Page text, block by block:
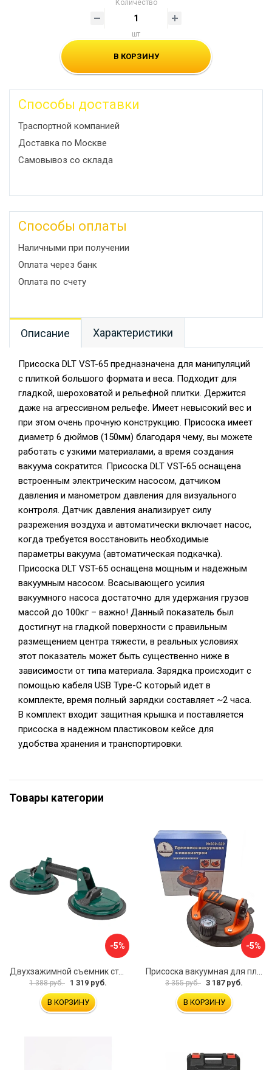
Количество
шт
В КОРЗИНУ
Способы доставки
Траспортной компанией
Доставка по Москве
Самовывоз со склада
Способы оплаты
Наличными при получении
Оплата через банк
Оплата по счету
Описание Характеристики
Присоска DLT VST-65 предназначена для манипуляций
с плиткой большого формата и веса. Подходит для
гладкой, шероховатой и рельефной плитки. Держится
даже на агрессивном рельефе. Имеет невысокий вес и
при этом очень прочную конструкцию. Присоска имеет
диаметр 6 дюймов (150мм) благодаря чему, вы можете
работать с узкими материалами, а время создания
вакуума сократится. Присоска DLT VST-65 оснащена
встроенным электрическим насосом, датчиком
давления и манометром давления для визуального
контроля. Датчик давления анализирует силу
разрежения воздуха и автоматически включает насос,
когда требуется восстановить необходимые
параметры вакуума (автоматическая подкачка).
Присоска DLT VST-65 оснащена мощным и надежным
вакуумным насосом. Всасывающего усилия
вакуумного насоса достаточно для удержания грузов
массой до 100кг – важно! Данный показатель был
достигнут на гладкой поверхности с правильным
размещением центра тяжести, в реальных условиях
этот показатель может быть существенно ниже в
зависимости от типа материала. Зарядка происходит с
помощью кабеля USB Type-C который идет в
комплекте, время полный зарядки составляет ~2 часа.
В комплект входит защитная крышка и поставляется
присоска в надежном пластиковом кейсе для
удобства хранения и транспортировки.
Товары категории
-5%
Двухзажимной съемник стекол Rockforce RF-63404(18564)
1 388 руб. 1 319 руб.
В КОРЗИНУ
-5%
3 355 руб. 3 187 руб.
В КОРЗИНУ